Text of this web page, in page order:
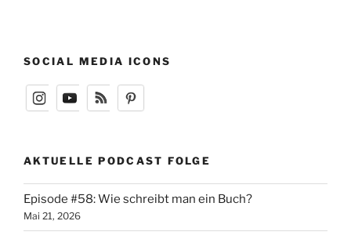
SOCIAL MEDIA ICONS
AKTUELLE PODCAST FOLGE
Episode #58: Wie schreibt man ein Buch?
Mai 21, 2026